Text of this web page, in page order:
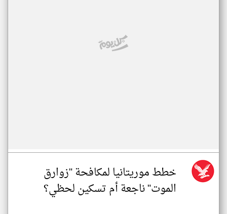
خطط موريتانيا لمكافحة "زوارق
الموت" ناجعة أم تسكين لحظي؟